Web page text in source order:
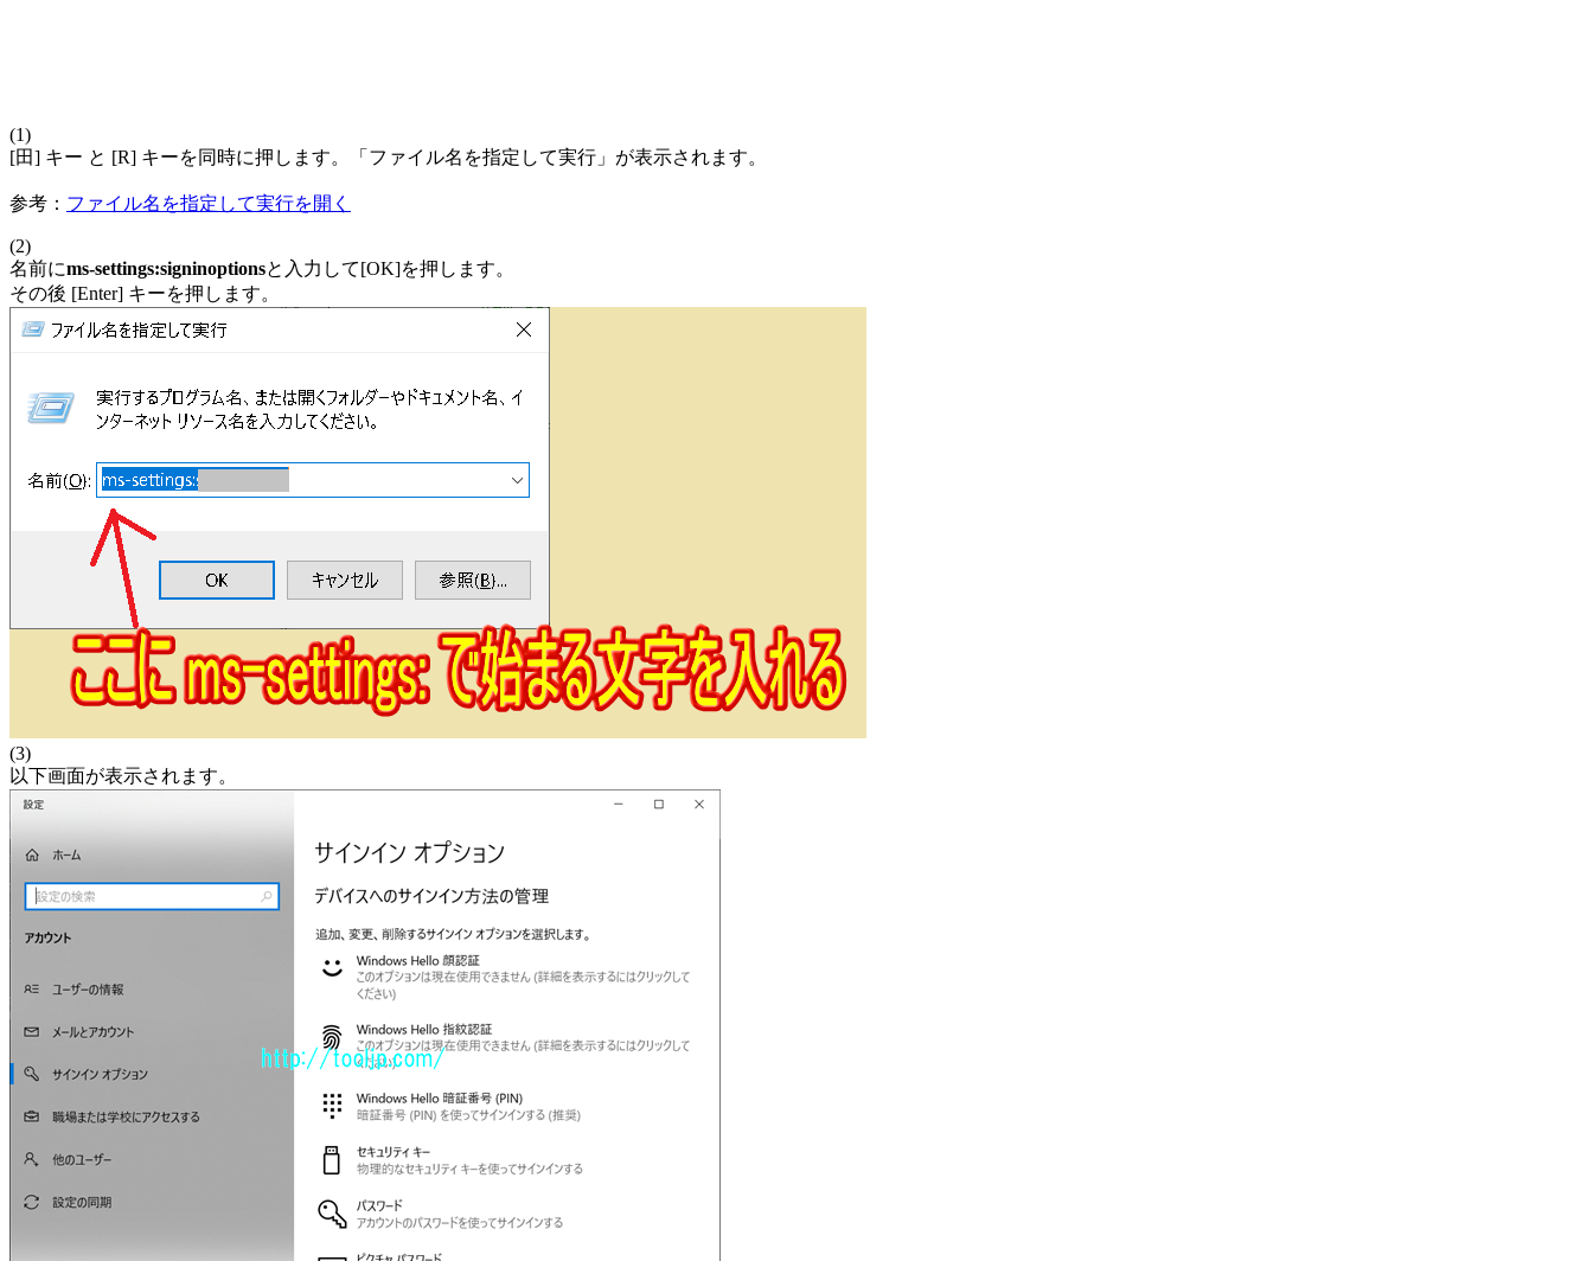
(1)
[田] キー と [R] キーを同時に押します。「ファイル名を指定して実行」が表示されます。
参考： ファイル名を指定して実行を開く
(2)
名前にms-settings:signinoptionsと入力して[OK]を押します。
その後 [Enter] キーを押します。
(3)
以下画面が表示されます。